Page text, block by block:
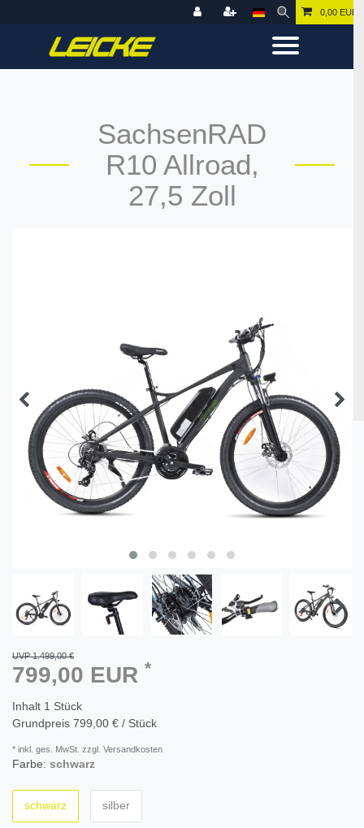
0,00 EUR
SachsenRAD
R10 Allroad,
27,5 Zoll
UVP 1.499,00 €
799,00 EUR *
Inhalt 1 Stück
Grundpreis 799,00 € / Stück
* inkl. ges. MwSt. zzgl. Versandkosten
Farbe: schwarz
schwarz silber